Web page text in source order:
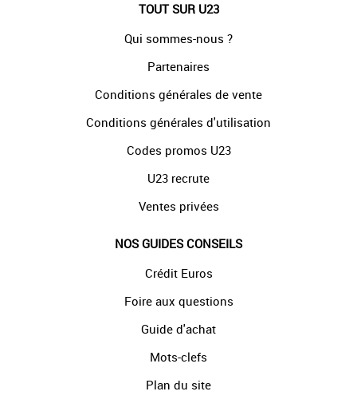
TOUT SUR U23
Qui sommes-nous ?
Partenaires
Conditions générales de vente
Conditions générales d'utilisation
Codes promos U23
U23 recrute
Ventes privées
NOS GUIDES CONSEILS
Crédit Euros
Foire aux questions
Guide d'achat
Mots-clefs
Plan du site